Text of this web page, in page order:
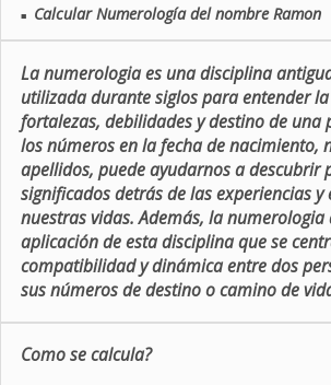
■ Calcular Numerología del nombre Ramon
La numerologia es una disciplina
utilizada durante siglos para entender
fortalezas, debilidades y destino de una
los números en la fecha de nacimiento,
apellidos, puede ayudarnos a descubrir
significados detrás de las experiencias y
nuestras vidas. Además, la numerologia
aplicación de esta disciplina que se
compatibilidad y dinámica entre dos
sus números de destino o camino de
Como se calcula?